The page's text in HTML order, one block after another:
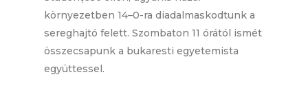
környezetben 14–0-ra diadalmaskodtunk a
sereghajtó felett. Szombaton 11 órától ismét
összecsapunk a bukaresti egyetemista
együttessel.